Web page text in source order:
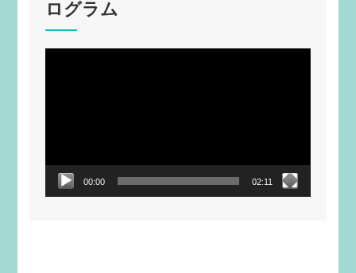
ログラム
動
00:00 02:11